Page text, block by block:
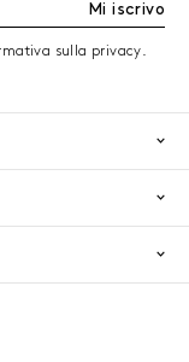
Mi iscrivo
sulla privacy.